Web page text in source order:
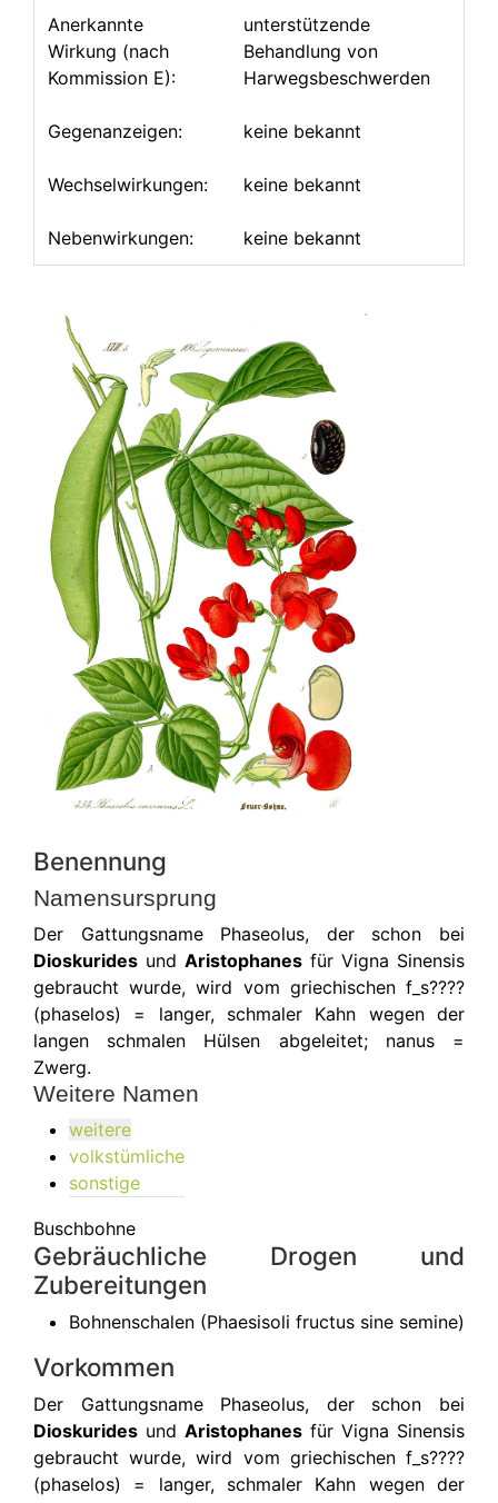
Anerkannte
Wirkung (nach
Kommission E):
unterstützende
Behandlung von
Harwegsbeschwerden
Gegenanzeigen: keine bekannt
Wechselwirkungen: keine bekannt
Nebenwirkungen: keine bekannt
Benennung
Namensursprung
Der Gattungsname Phaseolus, der schon bei
Dioskurides und Aristophanes für Vigna Sinensis
gebraucht wurde, wird vom griechischen f_s????
(phaselos) = langer, schmaler Kahn wegen der
langen schmalen Hülsen abgeleitet; nanus =
Zwerg.
Weitere Namen
weitere
volkstümliche
sonstige
Buschbohne
Gebräuchliche Drogen und
Zubereitungen
Bohnenschalen (Phaesisoli fructus sine semine)
Vorkommen
Der Gattungsname Phaseolus, der schon bei
Dioskurides und Aristophanes für Vigna Sinensis
gebraucht wurde, wird vom griechischen f_s????
(phaselos) = langer, schmaler Kahn wegen der